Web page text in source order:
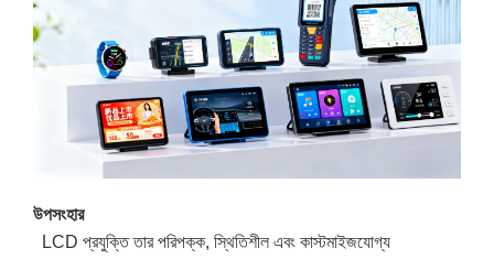
উপসংহার
LCD প্রযুক্তি তার পরিপক্ক, স্থিতিশীল এবং কাস্টমাইজযোগ্য